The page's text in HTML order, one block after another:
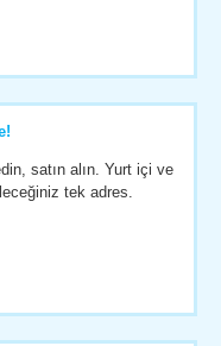
satın alın. Yurt içi ve
tek adres.